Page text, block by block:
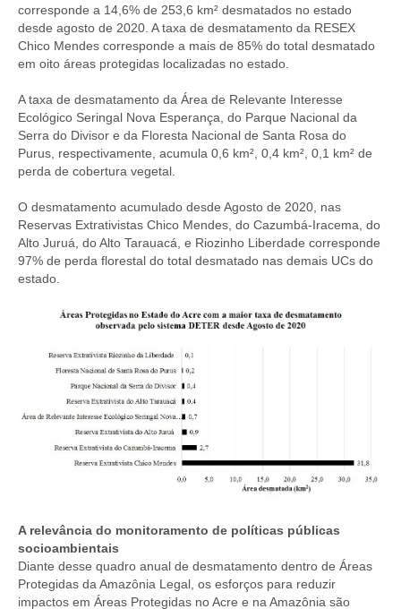
corresponde a 14,6% de 253,6 km² desmatados no estado
desde agosto de 2020. A taxa de desmatamento da RESEX
Chico Mendes corresponde a mais de 85% do total desmatado
em oito áreas protegidas localizadas no estado.
A taxa de desmatamento da Área de Relevante Interesse
Ecológico Seringal Nova Esperança, do Parque Nacional da
Serra do Divisor e da Floresta Nacional de Santa Rosa do
Purus, respectivamente, acumula 0,6 km², 0,4 km², 0,1 km² de
perda de cobertura vegetal.
O desmatamento acumulado desde Agosto de 2020, nas
Reservas Extrativistas Chico Mendes, do Cazumbá-Iracema, do
Alto Juruá, do Alto Tarauacá, e Riozinho Liberdade corresponde
97% de perda florestal do total desmatado nas demais UCs do
estado.
A relevância do monitoramento de políticas públicas
socioambientais
Diante desse quadro anual de desmatamento dentro de Áreas
Protegidas da Amazônia Legal, os esforços para reduzir
impactos em Áreas Protegidas no Acre e na Amazônia são